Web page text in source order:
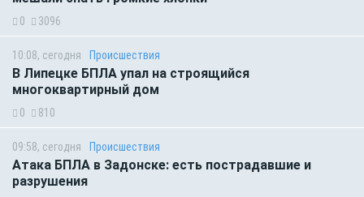
0 3096
10:08, сегодня Происшествия
В Липецке БПЛА упал на строящийся
многоквартирный дом
0 810
09:58, сегодня Происшествия
Атака БПЛА в Задонске: есть пострадавшие и
разрушения